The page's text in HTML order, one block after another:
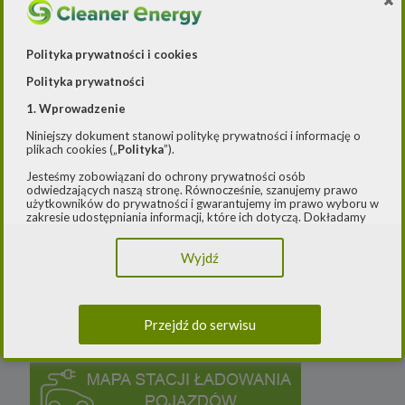
Systemy magazynowania energii
Polityka prywatności i cookies
Polityka prywatności
1. Wprowadzenie
Niniejszy dokument stanowi politykę prywatności i informację o
plikach cookies („Polityka”).
Jesteśmy zobowiązani do ochrony prywatności osób
odwiedzających naszą stronę. Równocześnie, szanujemy prawo
użytkowników do prywatności i gwarantujemy im prawo wyboru w
zakresie udostępniania informacji, które ich dotyczą. Dokładamy
przepisami, w szczególności rozporządzeniem Parlamentu
Europejskiego i Rady (UE) 2016/979 z dnia 27 kwietnia 2016 r. w
10 maja 2018 roku o ochronie danych osobowych („
Niniejsza Polityka dotyczy przetwarzania danych osobowych,
których administratorem jest Cleaner Energy spółka z ograniczoną
Wyjdź
Przejdź do serwisu